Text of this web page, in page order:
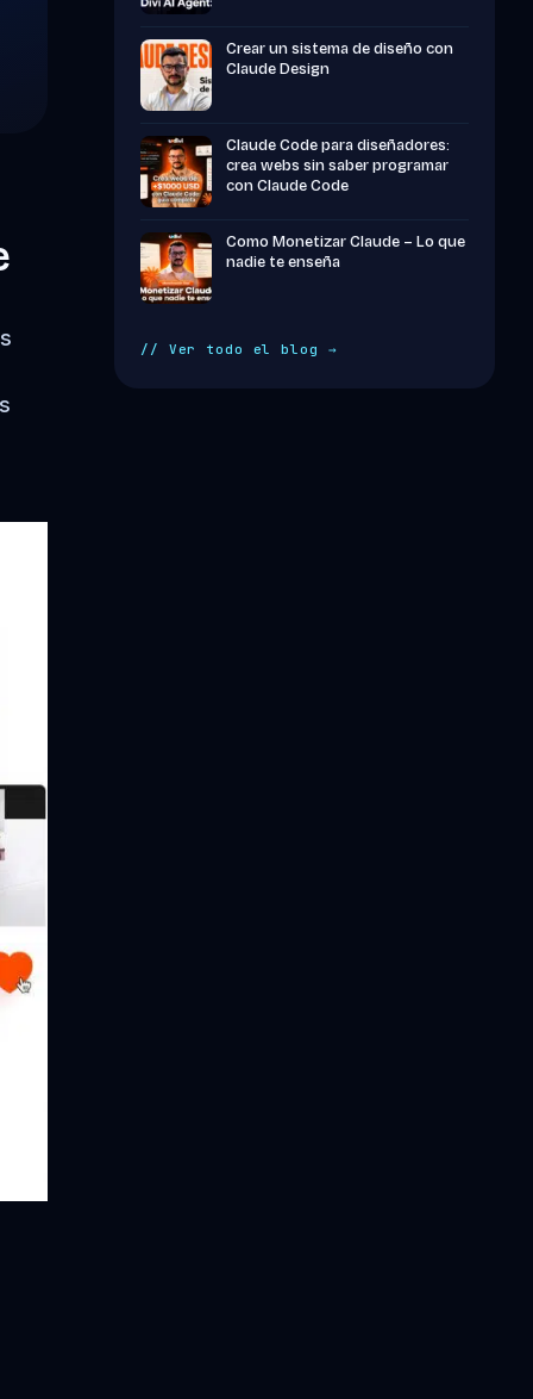
Crear un sistema de diseño con
Claude Design
Claude Code para diseñadores:
crea webs sin saber programar
con Claude Code
Como Monetizar Claude – Lo que
nadie te enseña
// Ver todo el blog →